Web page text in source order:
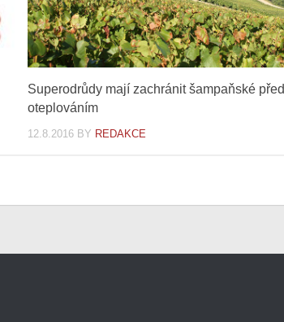
Superodrůdy mají zachránit šampaňské před
oteplováním
12.8.2016 BY REDAKCE